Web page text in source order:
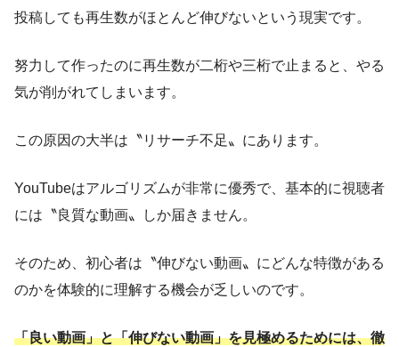
投稿しても再生数がほとんど伸びないという現実です。
努力して作ったのに再生数が二桁や三桁で止まると、やる
気が削がれてしまいます。
この原因の大半は〝リサーチ不足〟にあります。
YouTubeはアルゴリズムが非常に優秀で、基本的に視聴者
には〝良質な動画〟しか届きません。
そのため、初心者は〝伸びない動画〟にどんな特徴がある
のかを体験的に理解する機会が乏しいのです。
「良い動画」と「伸びない動画」を見極めるためには、徹